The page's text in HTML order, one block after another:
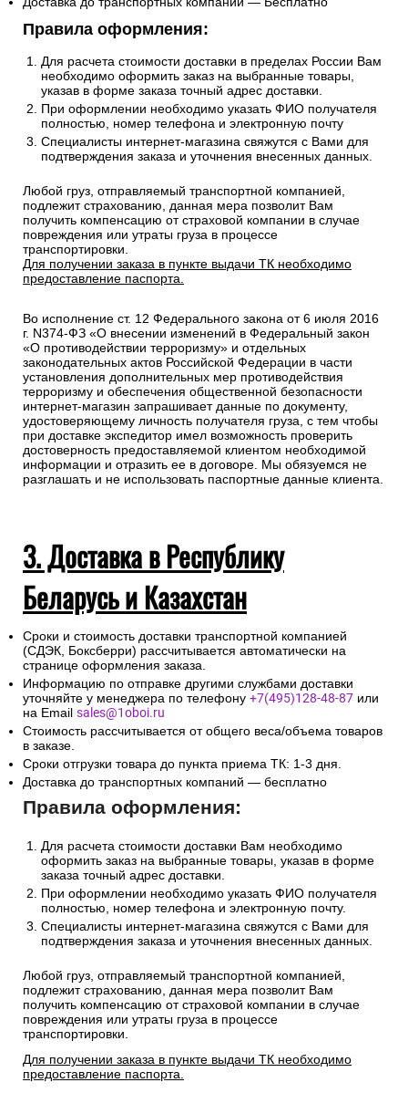
Правила оформления:
Для расчета стоимости доставки в пределах России Вам
необходимо оформить заказ на выбранные товары,
указав в форме заказа точный адрес доставки.
При оформлении необходимо указать ФИО получателя
полностью, номер телефона и электронную почту
Специалисты интернет-магазина свяжутся с Вами для
подтверждения заказа и уточнения внесенных данных.
Любой груз, отправляемый транспортной компанией,
подлежит страхованию, данная мера позволит Вам
получить компенсацию от страховой компании в случае
повреждения или утраты груза в процессе
транспортировки.
Для получении заказа в пункте выдачи ТК необходимо
предоставление паспорта.
Во исполнение ст. 12 Федерального закона от 6 июля 2016
г. N374-ФЗ «О внесении изменений в Федеральный закон
«О противодействии терроризму» и отдельных
законодательных актов Российской Федерации в части
установления дополнительных мер противодействия
терроризму и обеспечения общественной безопасности
интернет-магазин запрашивает данные по документу,
удостоверяющему личность получателя груза, с тем чтобы
при доставке экспедитор имел возможность проверить
достоверность предоставляемой клиентом необходимой
информации и отразить ее в договоре. Мы обязуемся не
разглашать и не использовать паспортные данные клиента.
3. Доставка в Республику
Беларусь и Казахстан
Сроки и стоимость доставки транспортной компанией
(СДЭК, Боксберри) рассчитывается автоматически на
странице оформления заказа.
Информацию по отправке другими службами доставки
уточняйте у менеджера по телефону +7(495)128-48-87 или
на Email sales@1oboi.ru
Стоимость рассчитывается от общего веса/объема товаров
в заказе.
Сроки отгрузки товара до пункта приема ТК: 1-3 дня.
Доставка до транспортных компаний — бесплатно
Правила оформления:
Для расчета стоимости доставки Вам необходимо
оформить заказ на выбранные товары, указав в форме
заказа точный адрес доставки.
При оформлении необходимо указать ФИО получателя
полностью, номер телефона и электронную почту.
Специалисты интернет-магазина свяжутся с Вами для
подтверждения заказа и уточнения внесенных данных.
Любой груз, отправляемый транспортной компанией,
подлежит страхованию, данная мера позволит Вам
получить компенсацию от страховой компании в случае
повреждения или утраты груза в процессе
транспортировки.
Для получении заказа в пункте выдачи ТК необходимо
предоставление паспорта.